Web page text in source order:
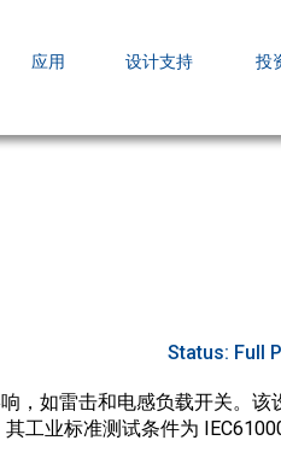
应用 设计支持 投
AOS发布
Status: Full
，如雷击和电感负载开关。该
工业标准测试条件为